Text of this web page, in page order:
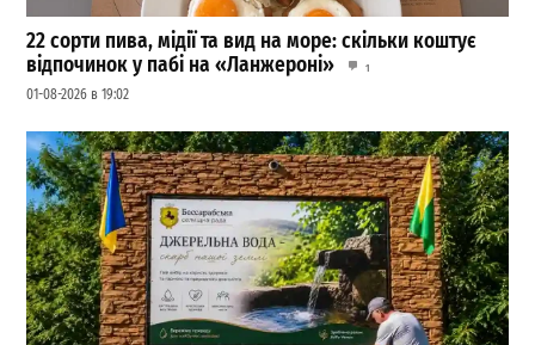
22 сорти пива, мідії та вид на море: скільки коштує
відпочинок у пабі на «Ланжероні»
1
01-08-2026 в 19:02